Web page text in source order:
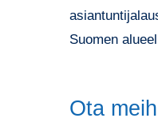
Suomen
Ota